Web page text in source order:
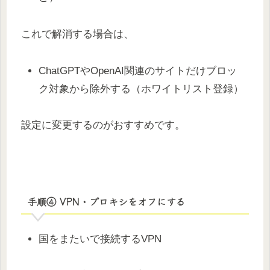
これで解消する場合は、
ChatGPTやOpenAI関連のサイトだけブロッ
ク対象から除外する（ホワイトリスト登録）
設定に変更するのがおすすめです。
手順④ VPN・プロキシをオフにする
国をまたいで接続するVPN